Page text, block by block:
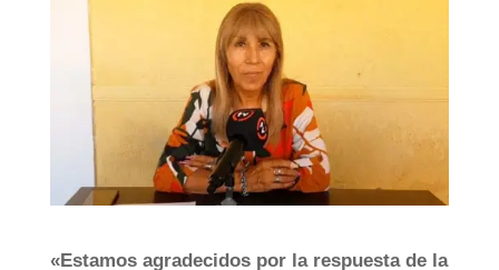
«Estamos agradecidos por la respuesta de la